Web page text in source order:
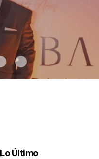
Lo Último